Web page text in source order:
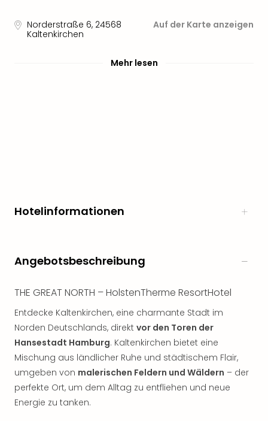
Norderstraße 6, 24568
Kaltenkirchen
Auf der Karte anzeigen
Mehr lesen
Hotelinformationen
Angebotsbeschreibung
THE GREAT NORTH – HolstenTherme ResortHotel
Entdecke Kaltenkirchen, eine charmante Stadt im
Norden Deutschlands, direkt vor den Toren der
Hansestadt Hamburg. Kaltenkirchen bietet eine
Mischung aus ländlicher Ruhe und städtischem Flair,
umgeben von malerischen Feldern und Wäldern – der
perfekte Ort, um dem Alltag zu entfliehen und neue
Energie zu tanken.